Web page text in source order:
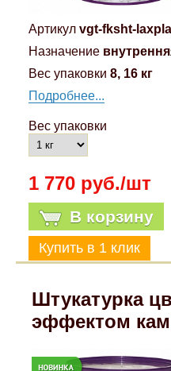
Артикул vgt-fksht-
Назначение
Вес упаковки 8, 16 кг
Подробнее...
Вес упаковки
1 770 руб./шт
В корзину
Штукатурка
эффектом